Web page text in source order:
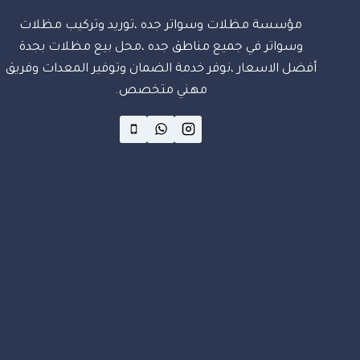
مؤسسة مظلات وسواتر جده ،توريد وتركيب مظلات
وسواتر في جميع مناطق جده ،محل بيع مظلات بجدة
أفضل الاسعار ،نوفر خدمة الضمان وتوفير المعدات وفريق
مهني متخصص.